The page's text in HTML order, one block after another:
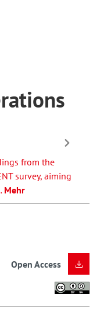
from the
survey, aiming
Mehr
Open Access